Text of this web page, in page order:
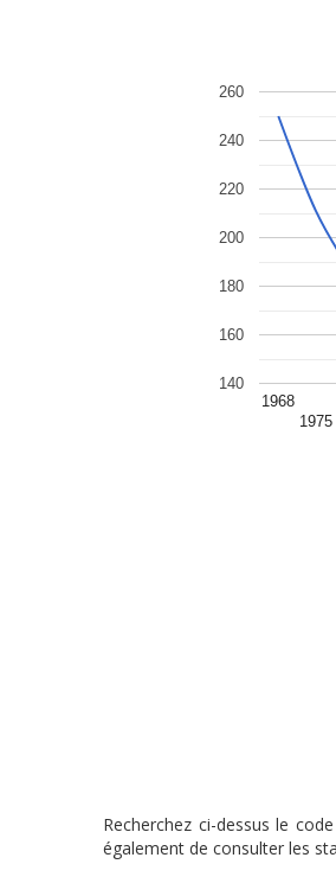
1968
1975
140
160
180
200
220
240
260
Recherchez ci-dessus le
également de consulter les